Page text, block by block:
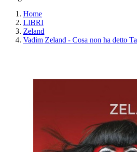
Home
LIBRI
Zeland
Vadim Zeland - Cosa non ha detto